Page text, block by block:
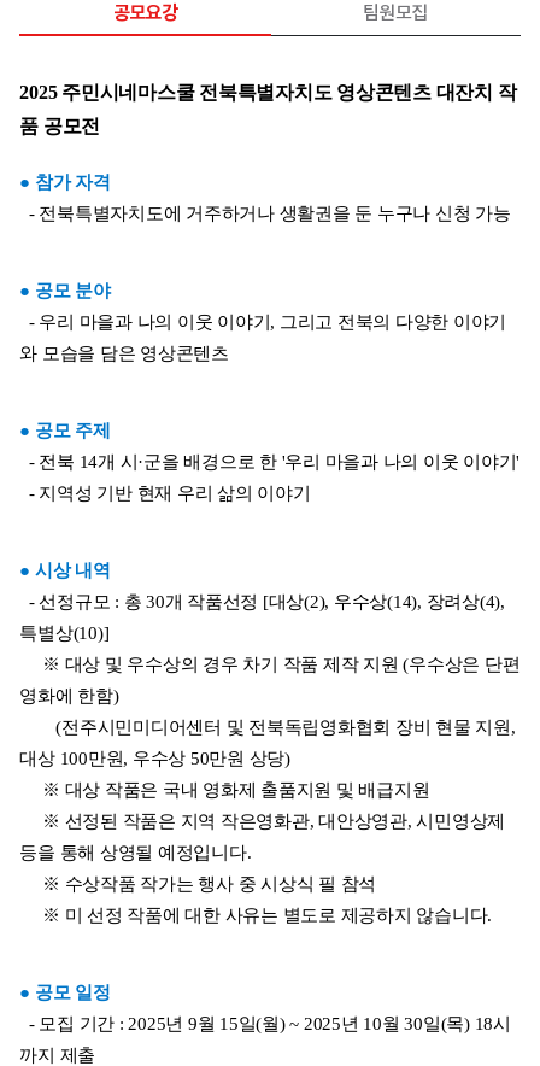
공모요강 팀원모집
2025 주민시네마스쿨 전북특별자치도 영상콘텐츠 대잔치 작
품 공모전
● 참가 자격
- 전북특별자치도에 거주하거나 생활권을 둔 누구나 신청 가능
● 공모 분야
- 우리 마을과 나의 이웃 이야기, 그리고 전북의 다양한 이야기
와 모습을 담은 영상콘텐츠
● 공모 주제
- 전북 14개 시·군을 배경으로 한 '우리 마을과 나의 이웃 이야기'
- 지역성 기반 현재 우리 삶의 이야기
● 시상 내역
- 선정규모 : 총 30개 작품선정 [대상(2), 우수상(14), 장려상(4),
특별상(10)]
※ 대상 및 우수상의 경우 차기 작품 제작 지원 (우수상은 단편
영화에 한함)
(전주시민미디어센터 및 전북독립영화협회 장비 현물 지원,
대상 100만원, 우수상 50만원 상당)
※ 대상 작품은 국내 영화제 출품지원 및 배급지원
※ 선정된 작품은 지역 작은영화관, 대안상영관, 시민영상제
등을 통해 상영될 예정입니다.
※ 수상작품 작가는 행사 중 시상식 필 참석
※ 미 선정 작품에 대한 사유는 별도로 제공하지 않습니다.
● 공모 일정
- 모집 기간 : 2025년 9월 15일(월) ~ 2025년 10월 30일(목) 18시
까지 제출